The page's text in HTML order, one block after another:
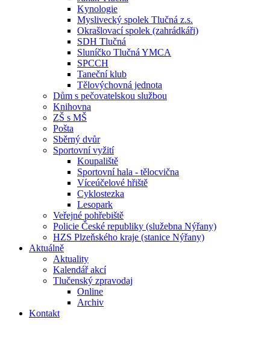
Kynologie
Myslivecký spolek Tlučná z.s.
Okrašlovací spolek (zahrádkáři)
SDH Tlučná
Sluníčko Tlučná YMCA
SPCCH
Taneční klub
Tělovýchovná jednota
Dům s pečovatelskou službou
Knihovna
ZŠ s MŠ
Pošta
Sběrný dvůr
Sportovní vyžití
Koupaliště
Sportovní hala - tělocvična
Víceúčelové hřiště
Cyklostezka
Lesopark
Veřejné pohřebiště
Policie České republiky (služebna Nýřany)
HZS Plzeňského kraje (stanice Nýřany)
Aktuálně
Aktuality
Kalendář akcí
Tlučenský zpravodaj
Online
Archiv
Kontakt